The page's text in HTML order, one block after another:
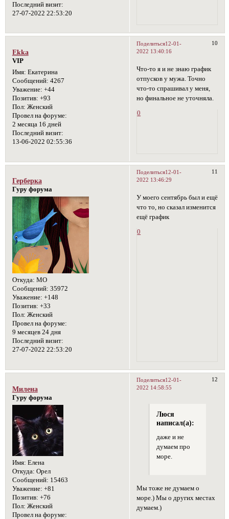
Последний визит:
27-07-2022 22:53:20
Поделиться 10
12-01-
2022 13:40:16
Ekka
VIP
Имя: Екатерина
Сообщений: 4267
Уважение: +44
Позитив: +93
Пол: Женский
Провел на форуме:
2 месяца 16 дней
Последний визит:
13-06-2022 02:55:36
Что-то я и не знаю график
отпусков у мужа. Точно
что-то спрашивал у меня,
но финальное не уточняла.
0
Поделиться 11
12-01-
2022 13:46:29
Герберка
Гуру форума
Откуда: МО
Сообщений: 35972
Уважение: +148
Позитив: +33
Пол: Женский
Провел на форуме:
9 месяцев 24 дня
Последний визит:
27-07-2022 22:53:20
У моего сентябрь был и ещё
что то, но сказал изменится
ещё график
0
Поделиться 12
12-01-
2022 14:58:55
Милена
Гуру форума
Имя: Елена
Откуда: Орел
Сообщений: 15463
Уважение: +81
Позитив: +76
Пол: Женский
Провел на форуме:
Люся
написал(а):
даже и не
думаем про
море.
Мы тоже не думаем о
море.) Мы о других местах
думаем.)